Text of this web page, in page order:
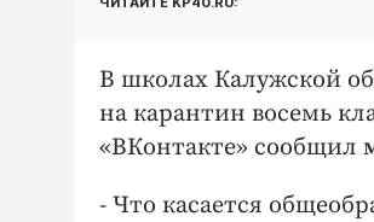
В школах Калужской
на карантин восемь
«ВКонтакте» сообщил
- Что касается